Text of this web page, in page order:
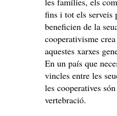
fins i tot els serveis
beneficien de la
cooperativisme
aquestes xarxes
En un país que
vincles entre les
les cooperatives
vertebració.